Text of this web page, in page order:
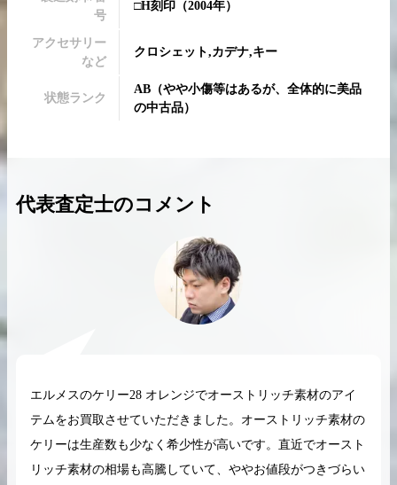
希少なリザード素材のバーキンの買取価格や
号
□H刻印 （2004年）
アクセサリー
など
クロシェット,カデナ,キー
状態ランク
AB （やや小傷等はあるが、全体的に美品
の中古品）
代表査定士のコメント
エルメスのケリー28 オレンジでオーストリッチ素材のアイ
テムをお買取させていただきました。オーストリッチ素材の
ケリーは生産数も少なく希少性が高いです。直近でオースト
リッチ素材の相場も高騰していて、ややお値段がつきづらい